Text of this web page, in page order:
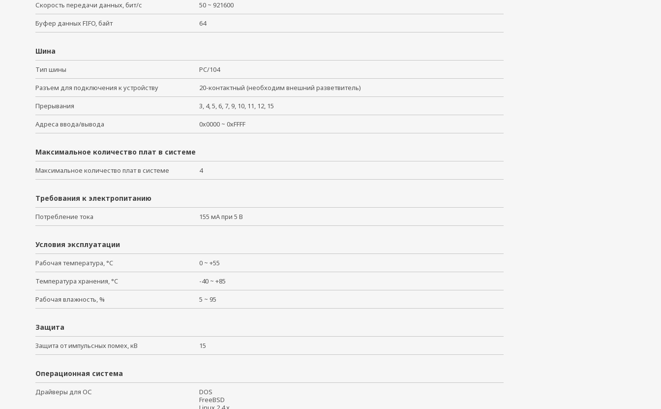
Скорость передачи данных, бит/с 50 ~ 921600
Буфер данных FIFO, байт 64
Шина
Тип шины PC/104
Разъем для подключения к устройству 20-контактный (необходим внешний разветвитель)
Прерывания 3, 4, 5, 6, 7, 9, 10, 11, 12, 15
Адреса ввода/вывода 0х0000 ~ 0хFFFF
Максимальное количество плат в системе
Максимальное количество плат в системе 4
Требования к электропитанию
Потребление тока 155 мА при 5 В
Условия эксплуатации
Рабочая температура, °C 0 ~ +55
Температура хранения, °C -40 ~ +85
Рабочая влажность, % 5 ~ 95
Защита
Защита от импульсных помех, кВ 15
Операционная система
Драйверы для ОС
DOS
FreeBSD